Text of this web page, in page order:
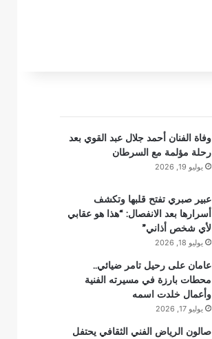
وفاة الفنان أحمد جلال عبد القوي بعد
رحلة مؤلمة مع السرطان
يوليو 19, 2026
عبير صبري تفتح قلبها وتكشف
أسرارها بعد الانفصال: “هذا هو عقابي
لأي شخص أذاني”
يوليو 18, 2026
عامان على رحيل تامر ضيائي..
محطات بارزة في مسيرته الفنية
وأعمال خلدت اسمه
يوليو 17, 2026
صالون الرياض الفني الثقافي يحتفل